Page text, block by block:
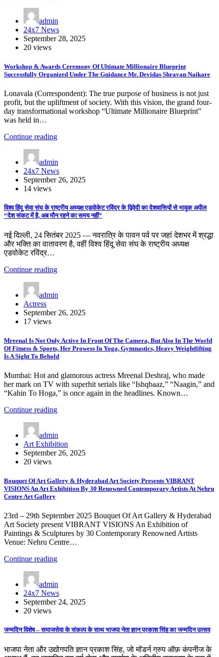
admin
24x7 News
September 28, 2025
20 views
Workshop & Awards Ceremony Of Ultimate Millionaire Blueprint
Successfully Organized Under The Guidance Mr. Devidas Shravan Naikare
Lonavala (Correspondent): The true purpose of business is not just
profit, but the upliftment of society. With this vision, the grand four-
day transformational workshop “Ultimate Millionaire Blueprint”
was held in…
Continue reading
admin
24x7 News
September 26, 2025
14 views
विश्व हिंदू सेवा संघ के राष्ट्रीय अध्यक्ष एडवोकेट रविंद्र के द्विवेदी का देशवासियों से भावुक अपील
“देश संकट में है, अब मौन रहने का समय नहीं”
नई दिल्ली, 24 सितंबर 2025 — नवरात्रि के पावन पर्व पर जहां देशभर में श्रद्धा
और भक्ति का वातावरण है, वहीं विश्व हिंदू सेवा संघ के राष्ट्रीय अध्यक्ष
एडवोकेट रविंद्र…
Continue reading
admin
Actress
September 26, 2025
17 views
Mreenal Is Not Only Active In Front Of The Camera, But Also In The World
Of Fitness & Sports, Her Prowess In Yoga, Gymnastics, Heavy Weightlifting
Is A Sight To Behold
Mumbai: Hot and glamorous actress Mreenal Deshraj, who made
her mark on TV with superhit serials like “Ishqbaaz,” “Naagin,” and
“Kahin To Hoga,” is once again in the headlines. Known…
Continue reading
admin
Art Exhibition
September 26, 2025
20 views
Bouquet Of Art Gallery & Hyderabad Art Society Presents VIBRANT
VISIONS An Art Exhibition By 30 Renowned Contemporary Artists At Nehru
Centre Art Gallery
23rd – 29th September 2025 Bouquet Of Art Gallery & Hyderabad
Art Society present VIBRANT VISIONS An Exhibition of
Paintings & Sculptures by 30 Contemporary Renowned Artists
Venue: Nehru Centre…
Continue reading
admin
24x7 News
September 24, 2025
20 views
जन्मदिन विशेष – समाजसेवा के संकल्प के साथ भाजपा नेता ज्ञान प्रकाश सिंह का जन्मदिन उत्सव
भाजपा नेता और उद्योगपति ज्ञान प्रकाश सिंह, जो मॉडर्न ग्रुप ऑफ़ कंपनीज के